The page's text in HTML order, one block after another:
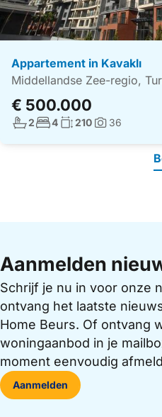
Appartement in Kavaklı
Middellandse Zee-regio,
€ 500.000
Aantal badkamers:
2Aantal slaapkamers:
4Woonoppervlakte:
210Foto's:
36
Aanmelden
Schrijf je nu in voor onze
ontvang het laatste
Home Beurs. Of ontvang
woningaanbod in je
moment eenvoudig
Aanmelden